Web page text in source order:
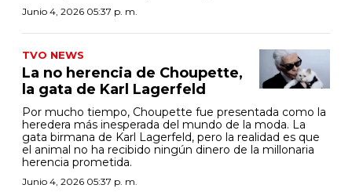
Junio 4, 2026 05:37 p. m.
TVO NEWS
La no herencia de Choupette,
la gata de Karl Lagerfeld
Por mucho tiempo, Choupette fue presentada como la
heredera más inesperada del mundo de la moda. La
gata birmana de Karl Lagerfeld, pero la realidad es que
el animal no ha recibido ningún dinero de la millonaria
herencia prometida.
Junio 4, 2026 05:37 p. m.